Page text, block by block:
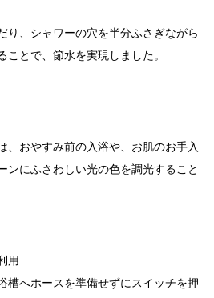
り、シャワーの穴を半分ふさぎながら
とで、節水を実現しました。
、おやすみ前の入浴や、お肌のお手入
ンにふさわしい光の色を調光すること
用
槽へホースを準備せずにスイッチを押